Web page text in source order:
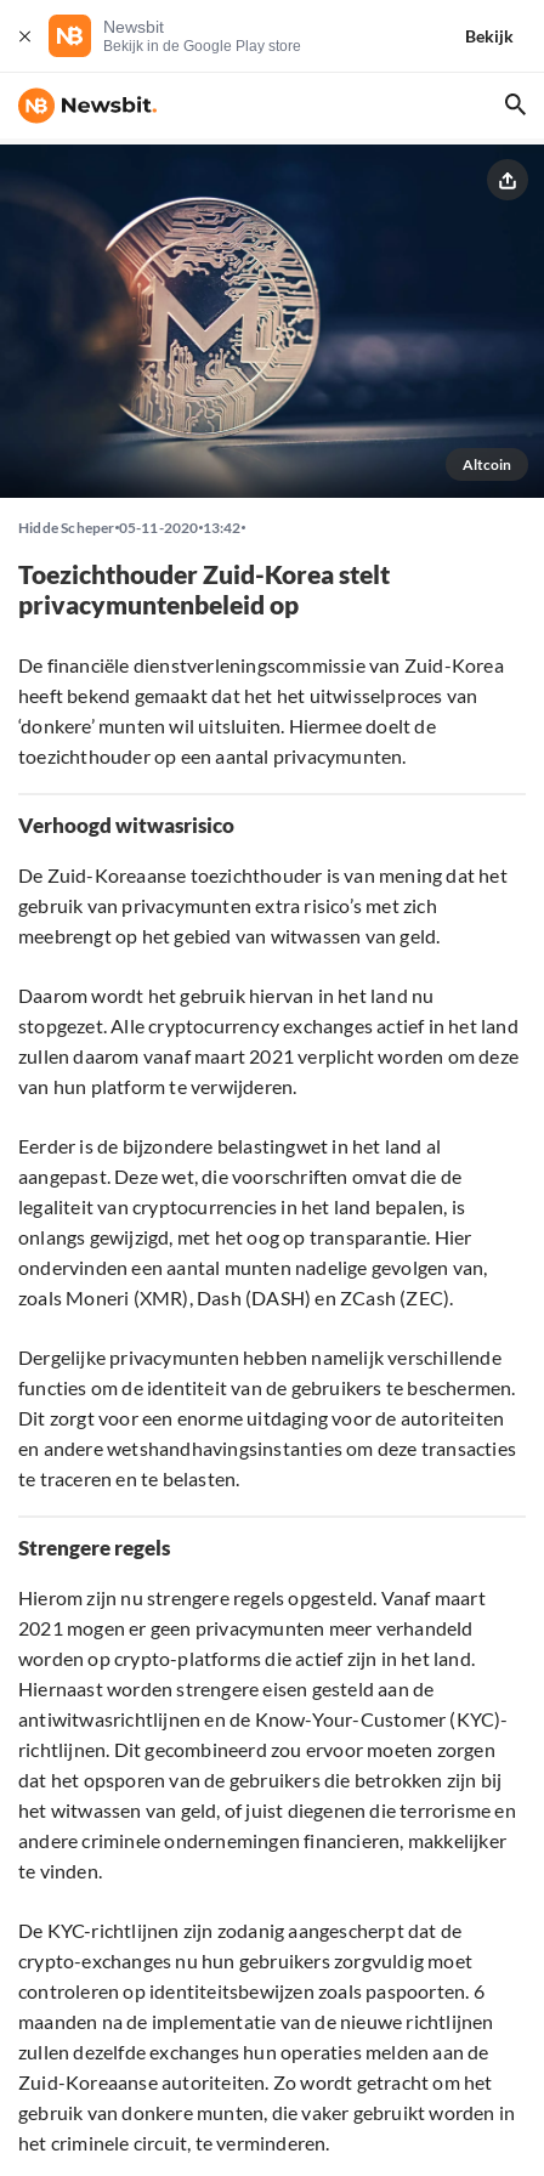
Newsbit
Bekijk in de Google Play store
Bekijk
Altcoin
Hidde Scheper 05-11-2020 13:42
Toezichthouder Zuid-Korea stelt
privacymuntenbeleid op
De financiële dienstverleningscommissie van Zuid-Korea
heeft bekend gemaakt dat het het uitwisselproces van
‘donkere’ munten wil uitsluiten. Hiermee doelt de
toezichthouder op een aantal privacymunten.
Verhoogd witwasrisico
De Zuid-Koreaanse toezichthouder is van mening dat het
gebruik van privacymunten extra risico’s met zich
meebrengt op het gebied van witwassen van geld.
Daarom wordt het gebruik hiervan in het land nu
stopgezet. Alle cryptocurrency exchanges actief in het land
zullen daarom vanaf maart 2021 verplicht worden om deze
van hun platform te verwijderen.
Eerder is de bijzondere belastingwet in het land al
aangepast. Deze wet, die voorschriften omvat die de
legaliteit van cryptocurrencies in het land bepalen, is
onlangs gewijzigd, met het oog op transparantie. Hier
ondervinden een aantal munten nadelige gevolgen van,
zoals Moneri (XMR), Dash (DASH) en ZCash (ZEC).
Dergelijke privacymunten hebben namelijk verschillende
functies om de identiteit van de gebruikers te beschermen.
Dit zorgt voor een enorme uitdaging voor de autoriteiten
en andere wetshandhavingsinstanties om deze transacties
te traceren en te belasten.
Strengere regels
Hierom zijn nu strengere regels opgesteld. Vanaf maart
2021 mogen er geen privacymunten meer verhandeld
worden op crypto-platforms die actief zijn in het land.
Hiernaast worden strengere eisen gesteld aan de
antiwitwasrichtlijnen en de Know-Your-Customer (KYC)-
richtlijnen. Dit gecombineerd zou ervoor moeten zorgen
dat het opsporen van de gebruikers die betrokken zijn bij
het witwassen van geld, of juist diegenen die terrorisme en
andere criminele ondernemingen financieren, makkelijker
te vinden.
De KYC-richtlijnen zijn zodanig aangescherpt dat de
crypto-exchanges nu hun gebruikers zorgvuldig moet
controleren op identiteitsbewijzen zoals paspoorten. 6
maanden na de implementatie van de nieuwe richtlijnen
zullen dezelfde exchanges hun operaties melden aan de
Zuid-Koreaanse autoriteiten. Zo wordt getracht om het
gebruik van donkere munten, die vaker gebruikt worden in
het criminele circuit, te verminderen.